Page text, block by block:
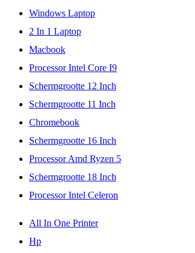
Windows Laptop
2 In 1 Laptop
Macbook
Processor Intel Core I9
Schermgrootte 12 Inch
Schermgrootte 11 Inch
Chromebook
Schermgrootte 16 Inch
Processor Amd Ryzen 5
Schermgrootte 18 Inch
Processor Intel Celeron
All In One Printer
Hp